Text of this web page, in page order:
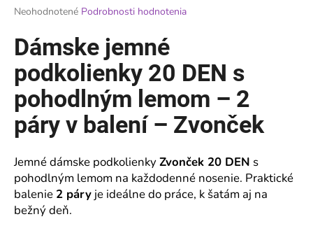
Priemerné
produktu
je
5
hviezdičiek.
Neohodnotené Podrobnosti hodnotenia
Dámske jemné
podkolienky 20 DEN s
pohodlným lemom – 2
páry v balení – Zvonček
Jemné dámske podkolienkyZvonček 20 DEN s
pohodlným lemom na každodenné nosenie. Praktické
balenie 2 páry je ideálne do práce, k šatám aj na
bežný deň.
á
j
s
ť
?
HĽADAŤ